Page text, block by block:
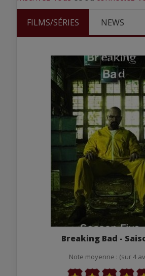
FILMS/SÉRIES NEWS
Breaking Bad -
Note moyenne : (sur 4